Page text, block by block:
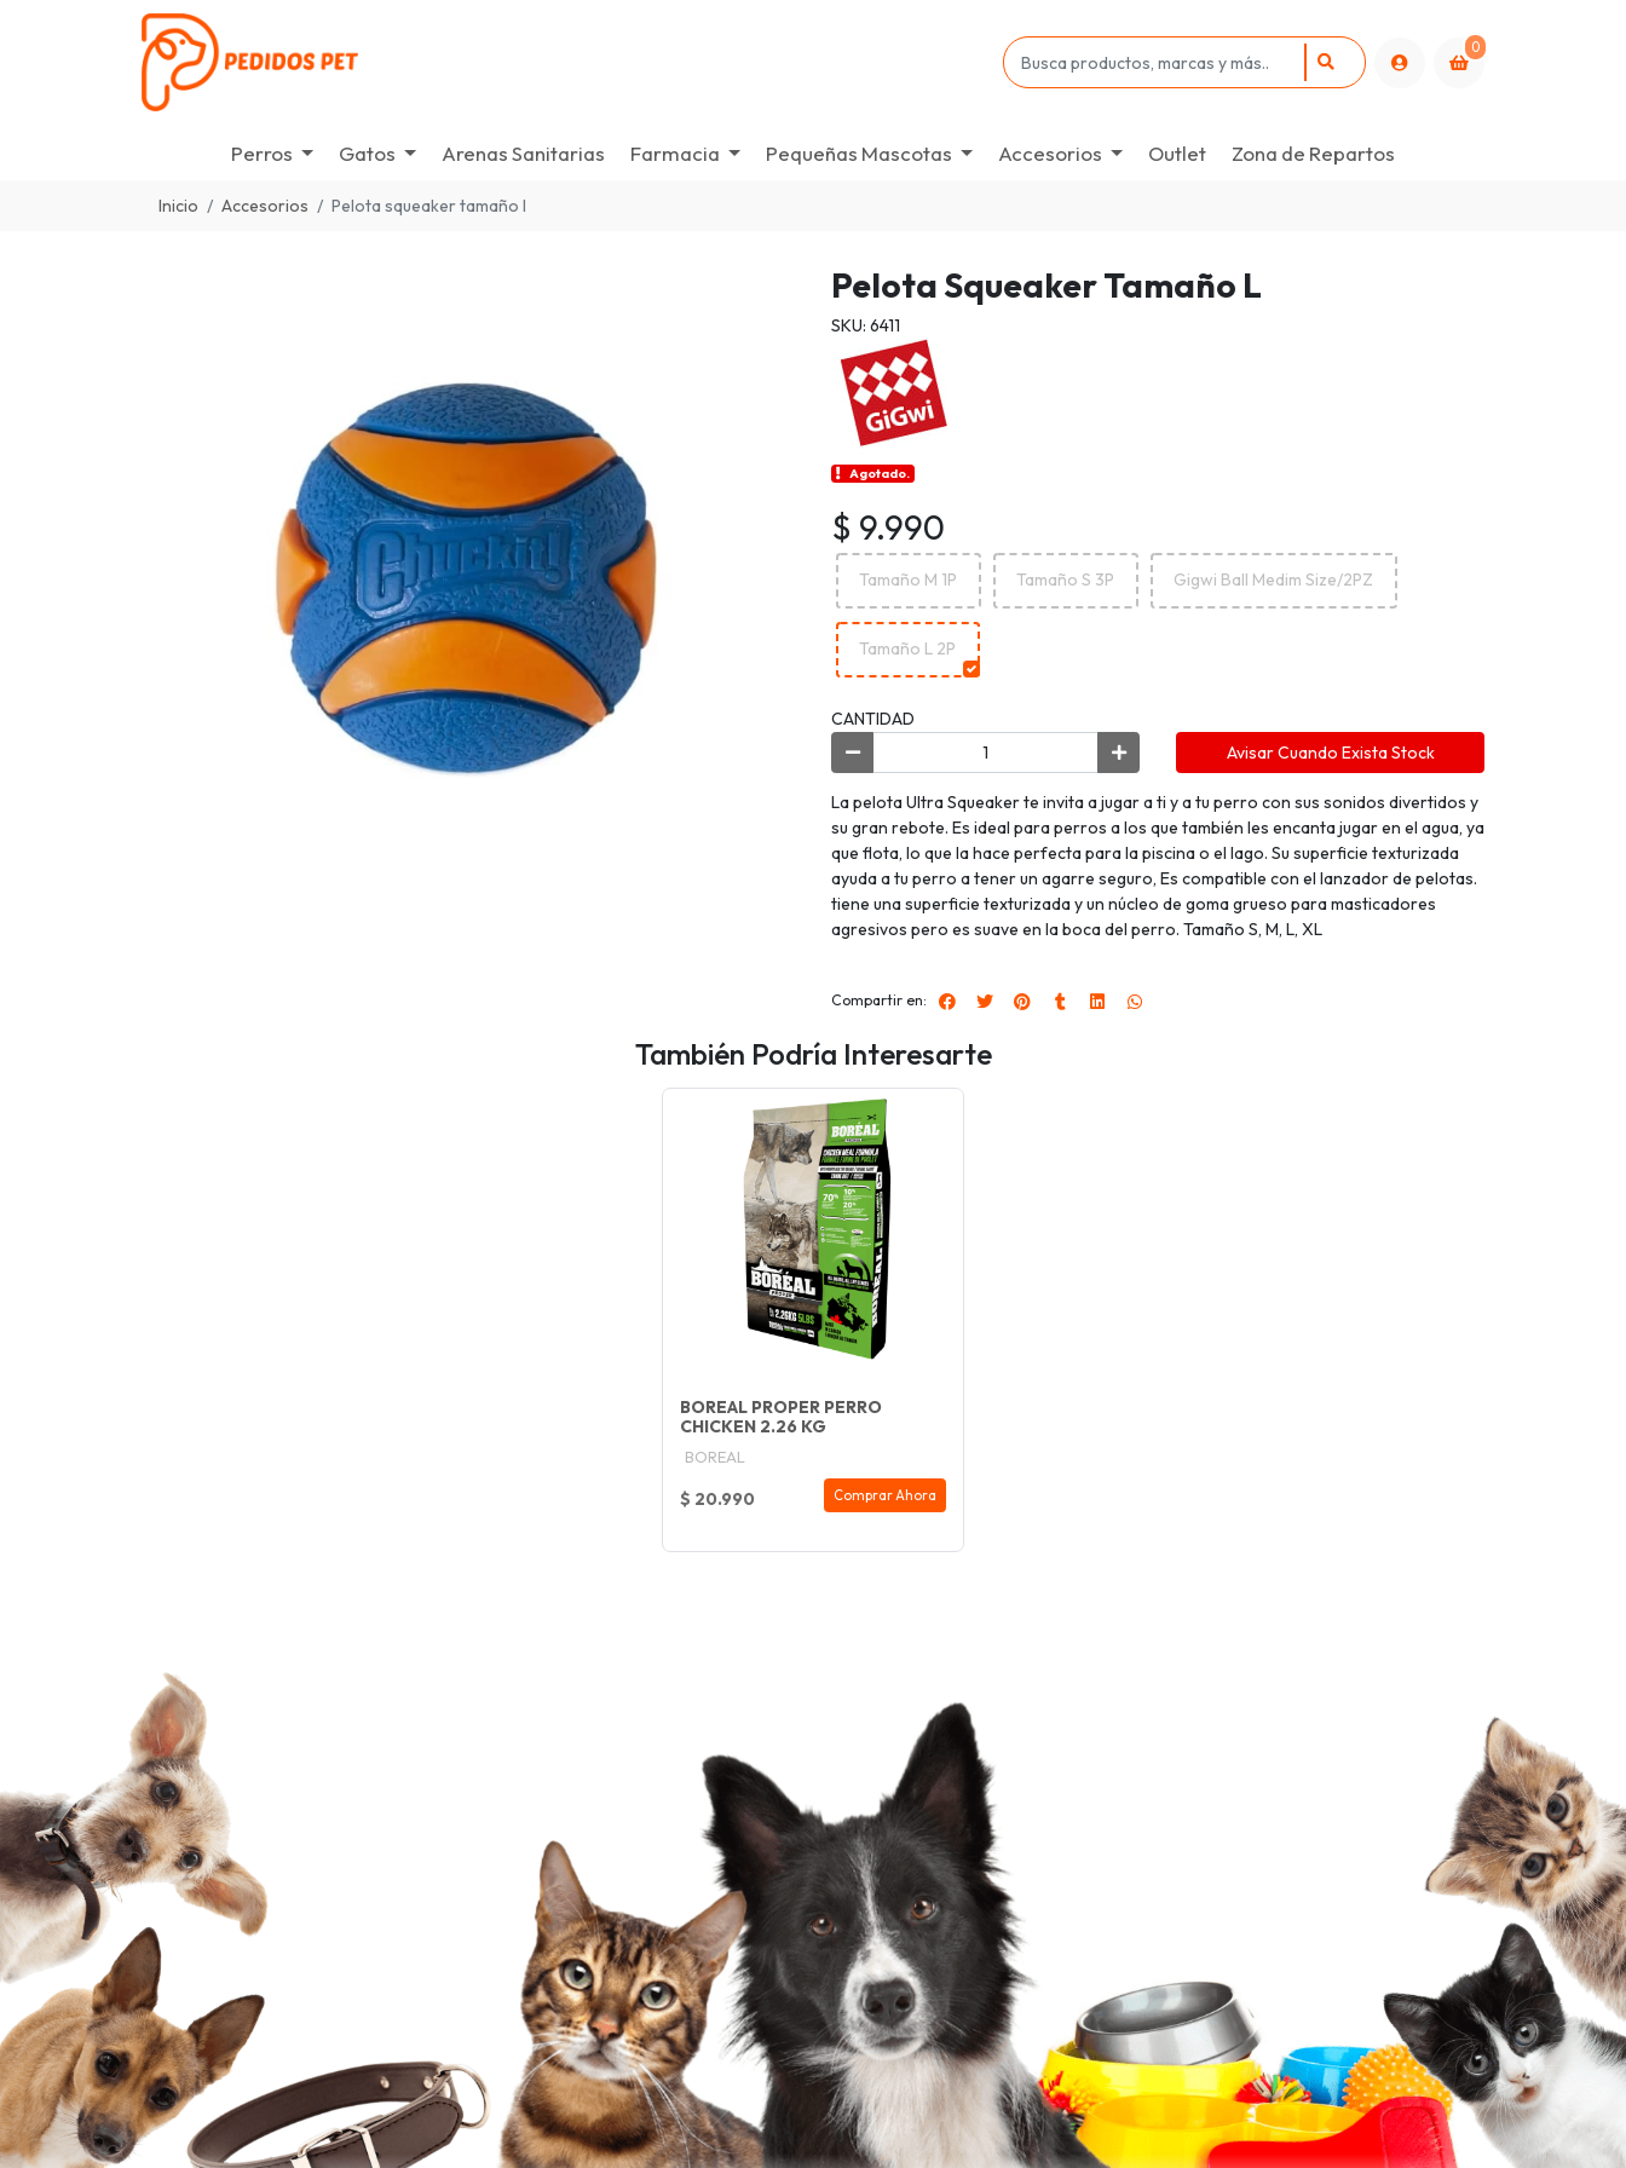
0
Perros Gatos Arenas Sanitarias Farmacia Pequeñas Mascotas Accesorios Outlet Zona de Repartos
Inicio Accesorios Pelota squeaker tamaño l
Pelota Squeaker Tamaño L
SKU: 6411
Agotado.
$ 9.990
Tamaño M 1P Tamaño S 3P Gigwi Ball Medim Size/2PZ
Tamaño L 2P
CANTIDAD
Avisar Cuando Exista Stock
La pelota Ultra Squeaker te invita a jugar a ti y a tu perro con sus sonidos divertidos y
su gran rebote. Es ideal para perros a los que también les encanta jugar en el agua, ya
que flota, lo que la hace perfecta para la piscina o el lago. Su superficie texturizada
ayuda a tu perro a tener un agarre seguro, Es compatible con el lanzador de pelotas.
tiene una superficie texturizada y un núcleo de goma grueso para masticadores
agresivos pero es suave en la boca del perro. Tamaño S, M, L, XL
Compartir en:
También Podría Interesarte
BOREAL PROPER PERRO
CHICKEN 2.26 KG
BOREAL
$ 20.990 Comprar Ahora